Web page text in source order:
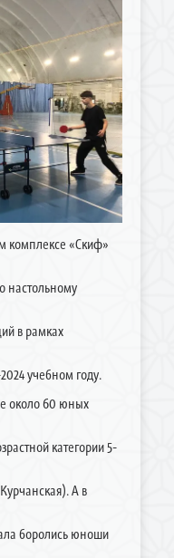
комплексе «Скиф»
настольному
в рамках
учебном году.
около 60 юных
категории 5-
А в
боролись юноши